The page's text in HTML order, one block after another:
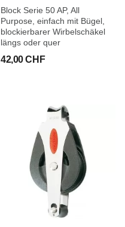
Block Serie 50 AP, All
Purpose, einfach mit Bügel,
blockierbarer Wirbelschäkel
längs oder quer
42,00 CHF